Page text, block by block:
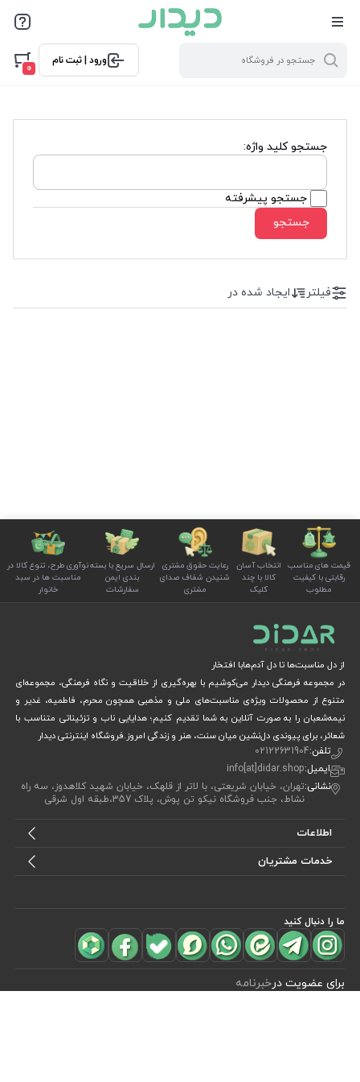
ورود | ثبت نام
0
جستجو کلید واژه:
جستجو پیشرفته
جستجو
فیلتر ایجاد شده در
قیمت های مناسب
رقابتی با کیفیت
مطلوب
انتخاب آسان
کالا با چند
کلیک
رعایت حقوق مشتری
شنیدن شفاف صدای
مشتری
ارسال سریع با بسته
بندی ایمن
سفارشات
نوآوری طرح، تنوع کالا در
مناسبت ها در سبد
خانوار
از دل مناسبت‌ها تا دل آدم‌هابا افتخار
در مجموعه فرهنگی دیدار می‌کوشیم با بهره‌گیری از خلاقیت و نگاه فرهنگی، مجموعه‌ای
متنوع از محصولات ویژه‌ی مناسبت‌های ملی و مذهبی همچون محرم، فاطمیه، غدیر و
نیمه‌شعبان را به صورت آنلاین به شما تقدیم کنیم؛ هدایایی ناب و تزئیناتی متناسب با
شعائر، برای پیوندی دل‌نشین میان سنت، هنر و زندگی امروز.فروشگاه اینترنتی دیدار
تلفن:02122631904
ایمیل:info[at]didar.shop
نشانی:تهران، خیابان شریعتی، با لاتر از قلهک، خیابان شهید کلاهدوز، سه راه
نشاط، جنب فروشگاه نیکو تن پوش، پلاک 357،طبقه اول شرقی
اطلاعات
خدمات مشتریان
ما را دنبال کنید
برای عضویت درخبرنامه